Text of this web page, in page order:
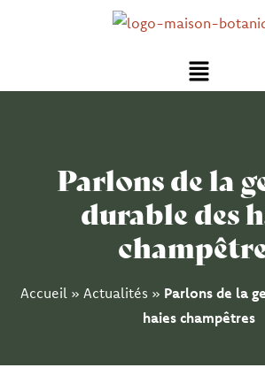
Menu
Parlons de la
durable des
Accueil» Actualités » Parlons de la
haies champêtres